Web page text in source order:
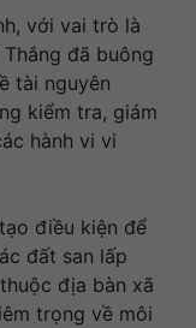
với vai trò là
đã buông
tài nguyên
kiểm tra, giám
hành vi vi
điều kiện để
đất san lấp
địa bàn xã
trọng về môi